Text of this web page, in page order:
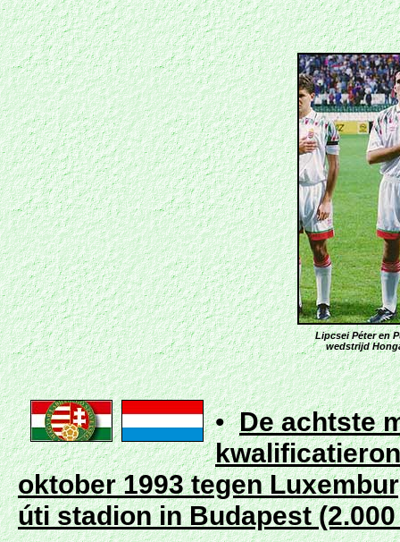
Lipcsei Péter en
wedstrijd
•De achtste
oktober 1993 tegen
úti stadion in Budapest(2.000